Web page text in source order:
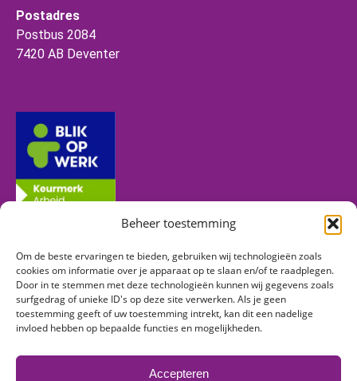
Beheer toestemming
Om de beste ervaringen te bieden, gebruiken wij technologieën zoals
cookies om informatie over je apparaat op te slaan en/of te raadplegen.
Door in te stemmen met deze technologieën kunnen wij gegevens zoals
surfgedrag of unieke ID's op deze site verwerken. Als je geen
toestemming geeft of uw toestemming intrekt, kan dit een nadelige
invloed hebben op bepaalde functies en mogelijkheden.
Accepteren
Postadres
Postbus 2084
7420 AB Deventer
Volg ons
Vind ons op:
Facebook
page
Linkedin
page
Instagram
page